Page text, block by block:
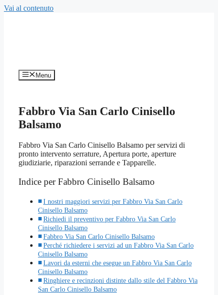
Vai al contenuto
Menu
Fabbro Via San Carlo Cinisello
Balsamo
Fabbro Via San Carlo Cinisello Balsamo per servizi di
pronto intervento serrature, Apertura porte, aperture
giudiziarie, riparazioni serrande e Tapparelle.
Indice per Fabbro Cinisello Balsamo
I nostri maggiori servizi per Fabbro Via San Carlo
Cinisello Balsamo
Richiedi il preventivo per Fabbro Via San Carlo
Cinisello Balsamo
Fabbro Via San Carlo Cinisello Balsamo
Perché richiedere i servizi ad un Fabbro Via San Carlo
Cinisello Balsamo
Lavori da esterni che esegue un Fabbro Via San Carlo
Cinisello Balsamo
Ringhiere e recinzioni distinte dallo stile del Fabbro Via
San Carlo Cinisello Balsamo